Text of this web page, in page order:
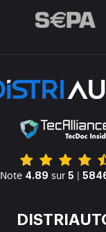
Note 4.89 sur 5 |